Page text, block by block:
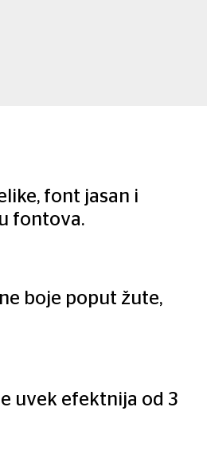
font jasan i
fontova.
boje poput žute,
uvek efektnija od 3